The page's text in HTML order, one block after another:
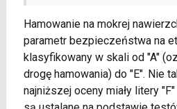
Hamowanie na mokrej
parametr bezpieczeństwa na
klasyfikowany w skali od "A"
drogę hamowania) do "E". Nie
najniższej oceny miały litery